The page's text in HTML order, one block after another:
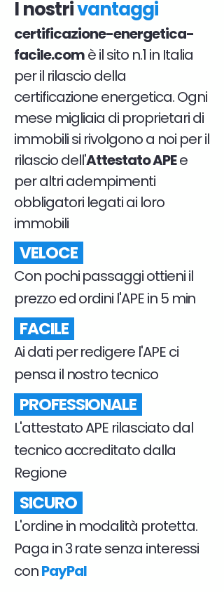
I nostrivantaggi
certificazione-energetica-
facile.comè il sito n.1 in Italia
per il rilascio della
certificazione energetica. Ogni
mese migliaia di proprietari di
immobili si rivolgono a noi per il
rilascio dell'Attestato APEe
per altri adempimenti
obbligatori legati ai loro
immobili
VELOCE
Con pochi passaggi ottieni il
prezzo ed ordini l'APE in 5 min
FACILE
Ai dati per redigere l'APE ci
pensa il nostro tecnico
PROFESSIONALE
L'attestato APE rilasciato dal
tecnico accreditato dalla
Regione
SICURO
L'ordine in modalità protetta.
Paga in 3 rate senza interessi
conPayPal